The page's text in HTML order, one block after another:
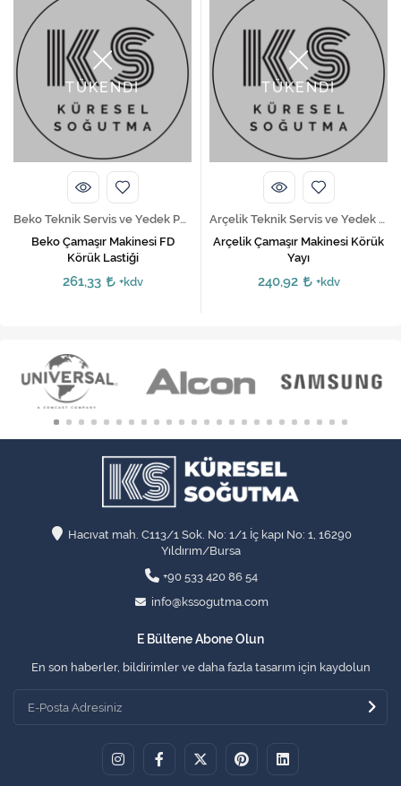
TÜKENDİ
Beko Teknik Servis ve Yedek Parça Hizmetleri
Beko Çamaşır Makinesi FD
Körük Lastiği
261,33 +kdv
TÜKENDİ
Arçelik Teknik Servis ve Yedek Parça Hizmetleri
Arçelik Çamaşır Makinesi Körük
Yayı
240,92 +kdv
Hacıvat mah. C113/1 Sok. No: 1/1 İç kapı No: 1, 16290
Yıldırım/Bursa
+90 533 420 86 54
info@kssogutma.com
E Bültene Abone Olun
En son haberler, bildirimler ve daha fazla tasarım için kaydolun